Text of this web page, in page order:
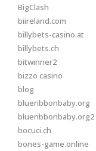
BigClash
biireland.com
billybets-casino.at
billybets.ch
bitwinner2
bizzo casino
blog
blueribbonbaby.org
blueribbonbaby.org2
bocuci.ch
bones-game.online